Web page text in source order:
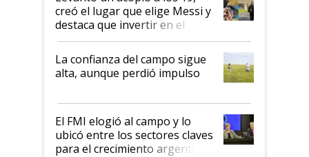
creó el lugar que elige Messi y
destaca que invertir en el
kirchnerismo era como "darle
plata a un hijo para droga":
Juan Félix Rossetti, el libertario
que de una dura crisis salió
de Milei
La confianza del campo sigue
alta, aunque perdió impulso
El FMI elogió al campo y lo
ubicó entre los sectores claves
para el crecimiento argentino